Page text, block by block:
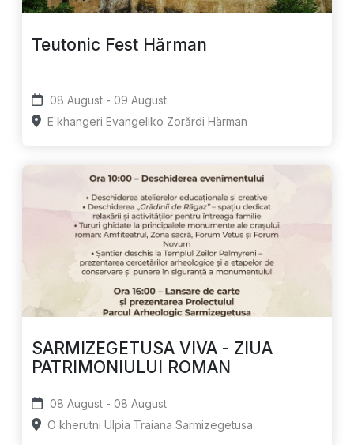
Teutonic Fest Hărman
08 August - 09 August
E khangeri Evangeliko Zorǎrdi Härman
SARMIZEGETUSA VIVA - ZIUA
PATRIMONIULUI ROMAN
08 August - 08 August
O kherutni Ulpia Traiana Sarmizegetusa